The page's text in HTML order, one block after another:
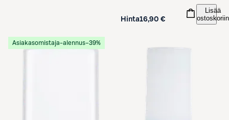
Hinta16,90 €
Lisää
ostoskoriin
Asiakasomistaja-alennus−39%